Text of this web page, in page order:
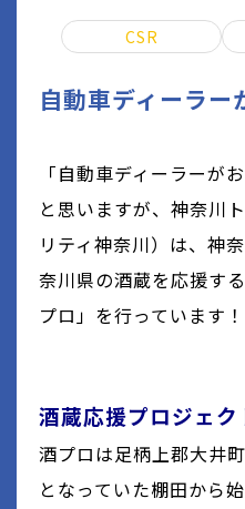
CSR
自動車ディーラー
「自動車ディーラーが
と思いますが、神奈川
リティ神奈川）は、神
奈川県の酒蔵を応援す
プロ」を行っています！
酒蔵応援プロジェク
酒プロは足柄上郡大井
となっていた棚田から